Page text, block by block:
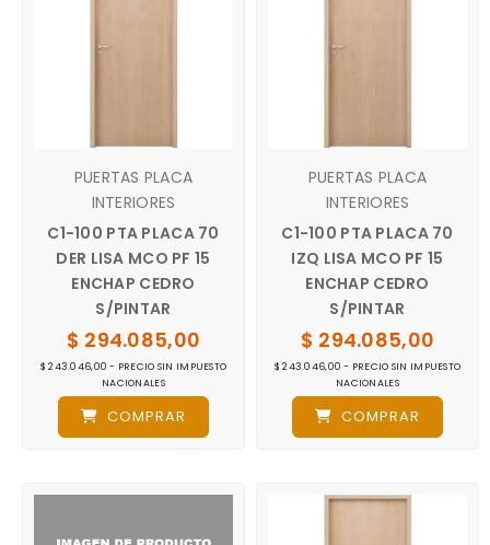
PUERTAS PLACA
INTERIORES
C1-100 PTA PLACA 70
DER LISA MCO PF 15
ENCHAP CEDRO
S/PINTAR
$ 294.085,00
$ 243.046,00 - PRECIO SIN IMPUESTO
NACIONALES
COMPRAR
PUERTAS PLACA
INTERIORES
C1-100 PTA PLACA 70
IZQ LISA MCO PF 15
ENCHAP CEDRO
S/PINTAR
$ 294.085,00
$ 243.046,00 - PRECIO SIN IMPUESTO
NACIONALES
COMPRAR